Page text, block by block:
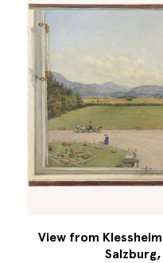
View from
Salzburg,